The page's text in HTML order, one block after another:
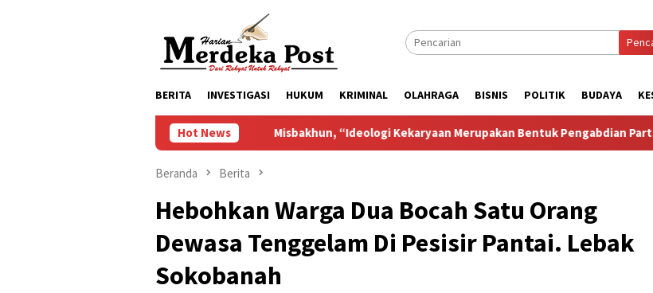
BERITA INVESTIGASI HUKUM KRIMINAL OLAHRAGA BISNIS POLITIK BUDAYA
Hot News
Misbakhun, “Ideologi Kekaryaan Merupakan Bentuk Pengabdian Partai Golkar
Beranda Berita
Hebohkan Warga Dua Bocah Satu Orang
Dewasa Tenggelam Di Pesisir Pantai. Lebak
Sokobanah